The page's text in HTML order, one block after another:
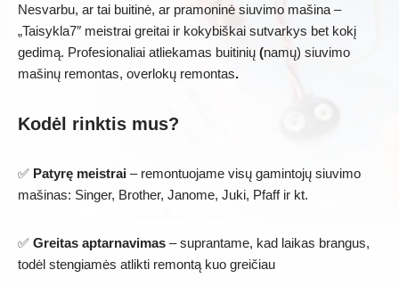
Nesvarbu, ar tai buitinė, ar pramoninė siuvimo mašina –
„Taisykla7″ meistrai greitai ir kokybiškai sutvarkys bet kokį
gedimą. Profesionaliai atliekamas buitinių (namų) siuvimo
mašinų remontas, overlokų remontas.
Kodėl rinktis mus?
✅ Patyrę meistrai – remontuojame visų gamintojų siuvimo
mašinas: Singer, Brother, Janome, Juki, Pfaff ir kt.
✅ Greitas aptarnavimas – suprantame, kad laikas brangus,
todėl stengiamės atlikti remontą kuo greičiau